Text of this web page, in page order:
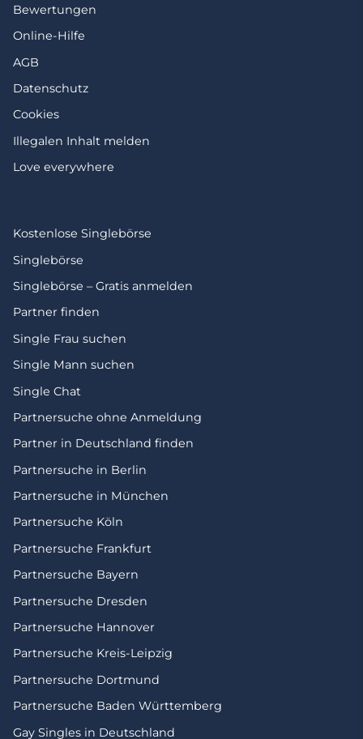
Bewertungen
Online-Hilfe
AGB
Datenschutz
Cookies
Illegalen Inhalt melden
Love everywhere
Kostenlose Singlebörse
Singlebörse
Singlebörse – Gratis anmelden
Partner finden
Single Frau suchen
Single Mann suchen
Single Chat
Partnersuche ohne Anmeldung
Partner in Deutschland finden
Partnersuche in Berlin
Partnersuche in München
Partnersuche Köln
Partnersuche Frankfurt
Partnersuche Bayern
Partnersuche Dresden
Partnersuche Hannover
Partnersuche Kreis-Leipzig
Partnersuche Dortmund
Partnersuche Baden Württemberg
Gay Singles in Deutschland